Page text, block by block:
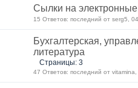
Сылки на электронные
15 Ответов: последний от serg5,
Бухгалтерская,
литература
Страницы: 3
47 Ответов: последний от